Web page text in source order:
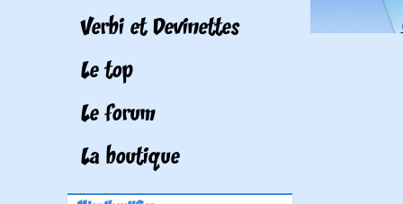
Verbi et Devinettes
Le top
Le forum
La boutique